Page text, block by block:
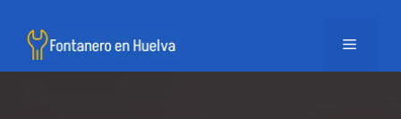
contenido
Menú